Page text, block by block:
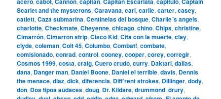
Scarlet and the mysterons,Caravana,carl,carlie,carter,casey,
catlett,Caza submarina,Centinelas del bosque,Charlie´s angels,
charlotte,Checkmate,Cheyenne,chicago,chino,Chips,christine,
Cimarrón,Cimarron strip,Cisco Kid,Cita con la muerte,clay,
clyde,coleman,Colt 45,Columbo,Combat!,combate,
comisionado,conrad,control,cooney,cooper,corey,corregir,
Cosmos 1999,costa,craig,Cuero crudo,curry, Daktari,dallas,
dana, Danger man, Daniel Boone, Daniel el terrible,davis, Dennis
the menace,diaz,dick,diferencia, Diff’rent strokes, Dillinger,dody,
don, Dos tipos audaces,doug, Dr. Kildare,drummond,drury,